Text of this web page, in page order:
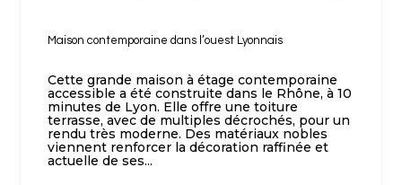
Maison contemporaine dans l’ouest Lyonnais
Cette grande maison à étage contemporaine
accessible a été construite dans le Rhône, à 10
minutes de Lyon. Elle offre une toiture
terrasse, avec de multiples décrochés, pour un
rendu très moderne. Des matériaux nobles
viennent renforcer la décoration raffinée et
actuelle de ses...